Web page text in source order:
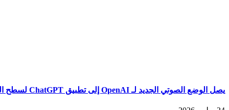
يصل الوضع الصوتي الجديد لـ OpenAI إلى تطبيق ChatGPT لسطح المكتب